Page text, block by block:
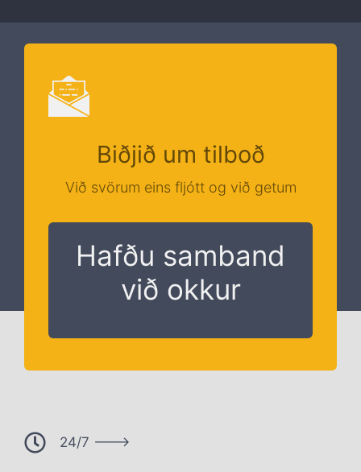
Biðjið um tilboð
Við svörum eins fljótt og við getum
Hafðu samband
við okkur
24/7 --->